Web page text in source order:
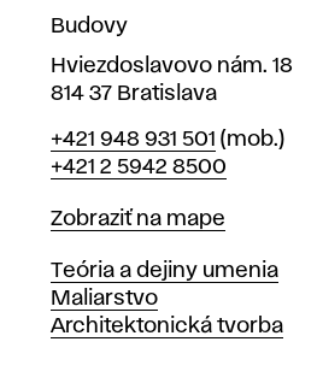
Budovy
Hviezdoslavovo nám. 18
814 37 Bratislava
Telefón
+421 948 931 501 (mob.)
+421 2 5942 8500
Mapa
Zobraziť na mape
Katedry
Teória a dejiny umenia
Maliarstvo
Architektonická tvorba